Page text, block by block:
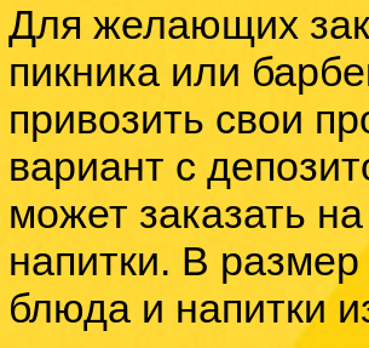
Для желающих
пикника или
привозить свои
вариант с
может заказать
напитки. В
блюда и напитки